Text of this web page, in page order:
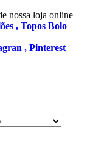
nossa loja online
,Topos Bolo
, Pinterest